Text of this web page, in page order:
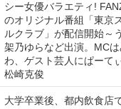
シー女優バラエティ!
のオリジナル番組「東京
ルクラブ」が配信開始～
架乃ゆらなど出演。MC
わ、ゲスト芸人にぱーて
松崎克俊
大学卒業後、都内飲食店